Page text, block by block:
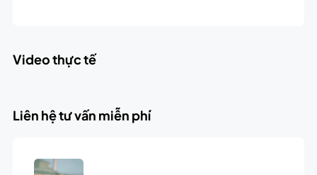
Video thực tế
Liên hệ tư vấn miễn phí